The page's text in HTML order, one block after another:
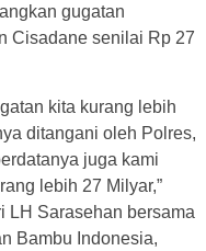
gugatan
Cisadane senilai Rp 27
kita kurang lebih
ditangani oleh Polres,
juga kami
lebih 27 Milyar,”
LH Sarasehan bersama
Bambu Indonesia,